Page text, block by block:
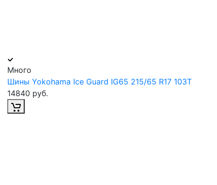
Много
Шины Yokohama Ice Guard IG65 215/65 R17 103Т
14840 руб.